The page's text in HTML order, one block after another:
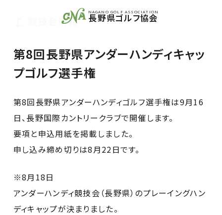
NAGANO GOLF ASSOCIATION
長野県ゴルフ協会
競技会情報
第8回長野県アンダーハンディキャッ
プゴルフ選手権
第8回長野県アンダーハンディゴルフ選手権は9月16
日、長野国際カントリークラブで開催します。
要項と申込用紙を掲載しました。
申し込み締め切りは8月22日です。
※8月18日
アンダーハンディ競技会（長野県）のプレーイングハン
ディキャップが決まりました。